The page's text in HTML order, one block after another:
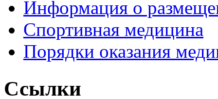
Информация о
Спортивная медицина
Порядки оказания
Ссылки